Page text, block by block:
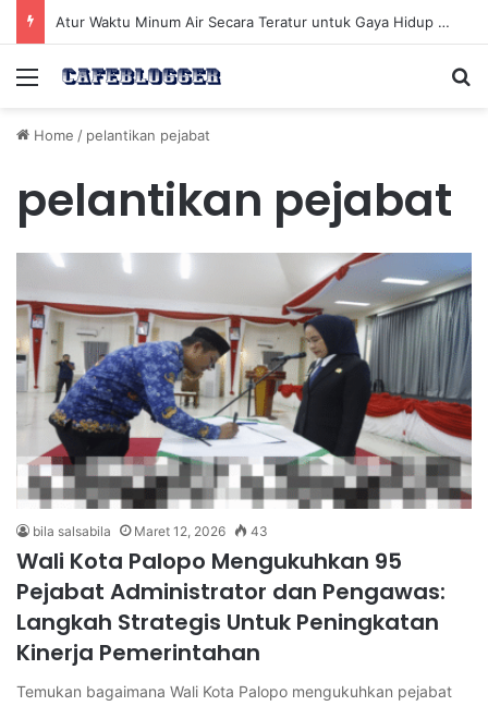
Atur Waktu Minum Air Secara Teratur untuk Gaya Hidup Sehat Sepanjang Hari
Menu
Home / pelantikan pejabat
pelantikan pejabat
bila salsabila Maret 12, 2026 43
Wali Kota Palopo Mengukuhkan 95
Pejabat Administrator dan Pengawas:
Langkah Strategis Untuk Peningkatan
Kinerja Pemerintahan
Temukan bagaimana Wali Kota Palopo mengukuhkan pejabat